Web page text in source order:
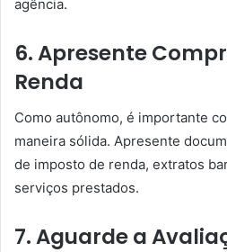
agência.
6. Apresente
Renda
Como autônomo, é importante
maneira sólida. Apresente
de imposto de renda, extratos
serviços prestados.
7. Aguarde a